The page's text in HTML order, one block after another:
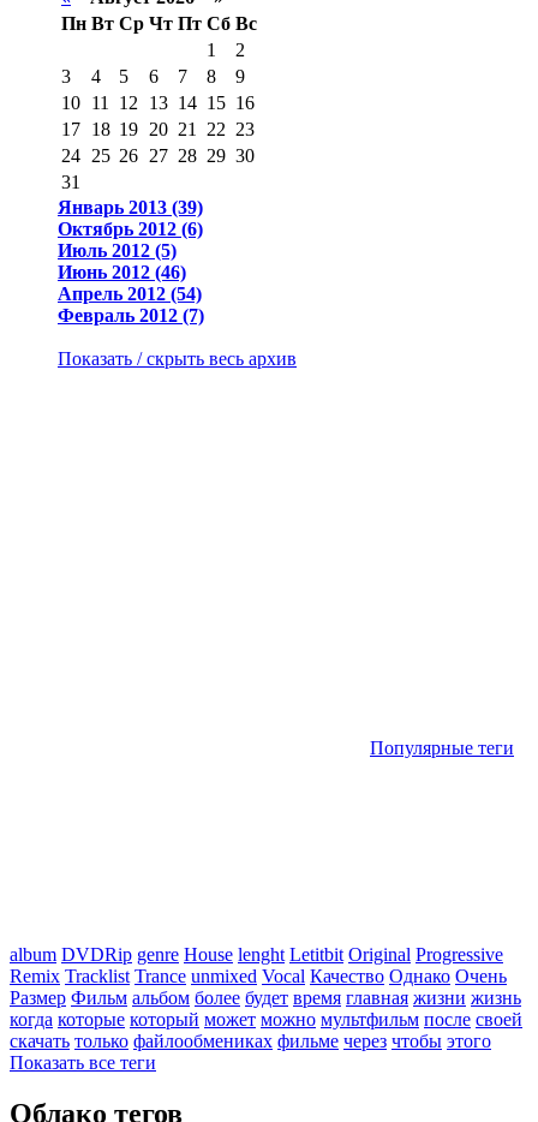
Пн Вт Ср Чт Пт Сб Вс
1
2
3
4 5 6 7 8
9
10 11 12 13 14 15 16
17 18 19 20 21 22 23
24 25 26 27 28 29 30
31
Январь 2013 (39)
Октябрь 2012 (6)
Июль 2012 (5)
Июнь 2012 (46)
Апрель 2012 (54)
Февраль 2012 (7)
Показать / скрыть весь архив
Популярные теги
album DVDRip genre House lenght Letitbit Original Progressive
Remix Tracklist Trance unmixed Vocal Качество Однако Очень
Размер Фильм альбом более будет время главная жизни жизнь
когда которые который может можно мультфильм после своей
скачать только файлообмениках фильме через чтобы этого
Показать все теги
Облако тегов